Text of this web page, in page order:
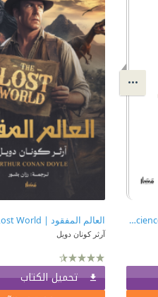
إتقان فن الثراء | The Science of being rich العالم المفقود | The Lost World
آرثر كونان دويل
تحميل الكتاب